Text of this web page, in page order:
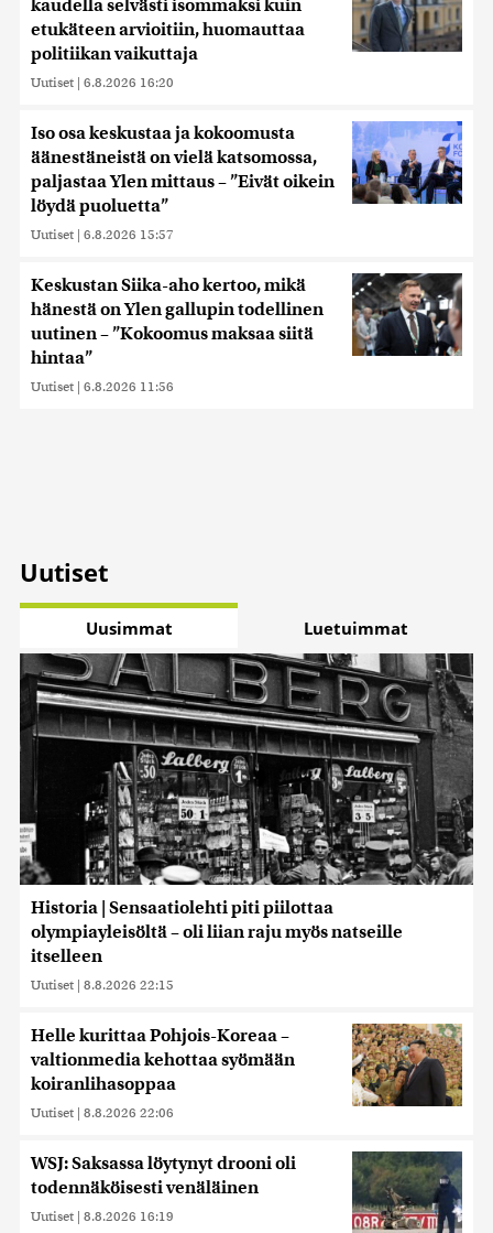
kaudella selvästi isommaksi kuin
etukäteen arvioitiin, huomauttaa
politiikan vaikuttaja
Uutiset | 6.8.2026 16:20
Iso osa keskustaa ja kokoomusta
äänestäneistä on vielä katsomossa,
paljastaa Ylen mittaus – ”Eivät oikein
löydä puoluetta”
Uutiset | 6.8.2026 15:57
Keskustan Siika-aho kertoo, mikä
hänestä on Ylen gallupin todellinen
uutinen – ”Kokoomus maksaa siitä
hintaa”
Uutiset | 6.8.2026 11:56
Uutiset
Uusimmat Luetuimmat
Historia | Sensaatiolehti piti piilottaa
olympiayleisöltä – oli liian raju myös natseille
itselleen
Uutiset | 8.8.2026 22:15
Helle kurittaa Pohjois-Koreaa –
valtionmedia kehottaa syömään
koiranlihasoppaa
Uutiset | 8.8.2026 22:06
WSJ: Saksassa löytynyt drooni oli
todennäköisesti venäläinen
Uutiset | 8.8.2026 16:19